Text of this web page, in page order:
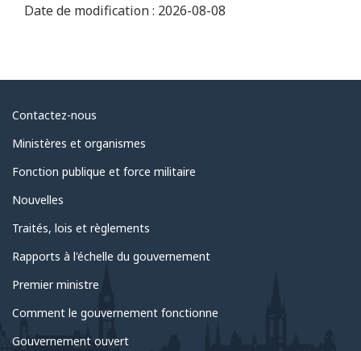
Date de modification : 2026-08-08
Au
sujet
du
gouvernement
Contactez-nous
Ministères et organismes
Fonction publique et force militaire
Nouvelles
Traités, lois et règlements
Rapports à l'échelle du gouvernement
Premier ministre
Comment le gouvernement fonctionne
Gouvernement ouvert